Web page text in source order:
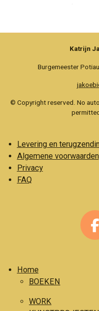
Katrijn
Burgemeester
© Copyright reserved. No
Levering en
Algemene voorwaarden
Privacy
FAQ
F
Home
BOEKEN
WORK